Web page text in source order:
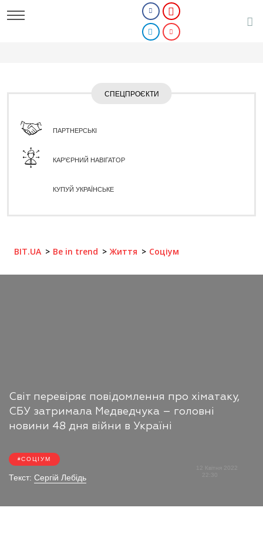
СПЕЦПРОЄКТИ
ПАРТНЕРСЬКІ
КАР'ЄРНИЙ НАВІГАТОР
КУПУЙ УКРАЇНСЬКЕ
BIT.UA Be in trend Життя Соціум
Світ перевіряє повідомлення про хіматаку,
СБУ затримала Медведчука – головні
новини 48 дня війни в Україні
СОЦІУМ
Текст: Сергій Лебідь